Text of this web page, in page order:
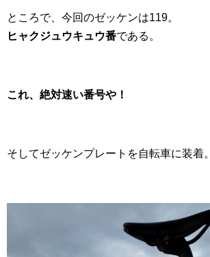
ところで、今回のゼッケンは119。
ヒャクジュウキュウ番である。
これ、絶対速い番号や！
そしてゼッケンプレートを自転車に装着。